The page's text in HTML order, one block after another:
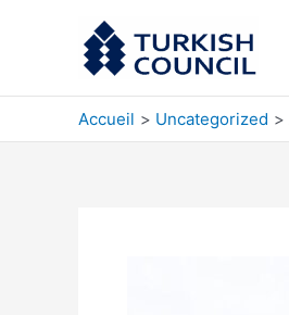
Accueil Uncategorized